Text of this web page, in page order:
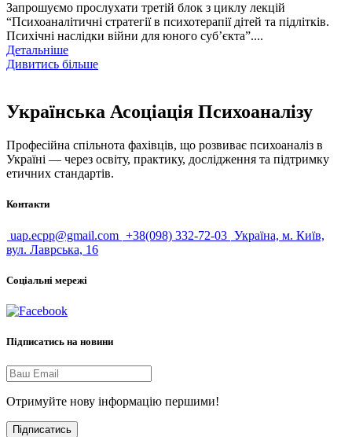
Запрошуємо прослухати третій блок з циклу лекцій
“Психоаналітичні стратегії в психотерапії дітей та підлітків.
Психічні наслідки війни для юного суб’єкта”....
Детальніше
Дивитись більше
Українська Асоціація Психоаналізу
Професійна спільнота фахівців, що розвиває психоаналіз в
Україні — через освіту, практику, дослідження та підтримку
етичних стандартів.
Контакти
uap.ecpp@gmail.com +38(098) 332-72-03 Україна, м. Київ,
вул. Лаврська, 16
Соціальні мережі
Підписатись на новини
Отримуйте нову інформацію першими!
Підписатись